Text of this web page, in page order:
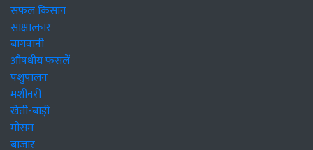
सफल किसान
साक्षात्कार
बागवानी
औषधीय फसलें
पशुपालन
मशीनरी
खेती-बाड़ी
मौसम
बाजार